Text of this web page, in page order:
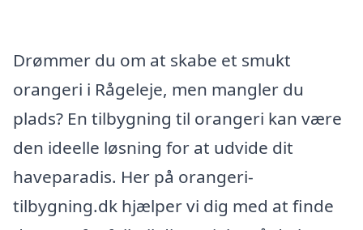
Drømmer du om at skabe et smukt
orangeri i Rågeleje, men mangler du
plads? En tilbygning til orangeri kan være
den ideelle løsning for at udvide dit
haveparadis. Her på orangeri-
tilbygning.dk hjælper vi dig med at finde